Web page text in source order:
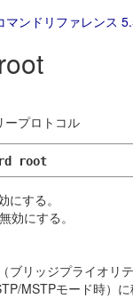
ンドリファレンス
ープロトコル
root
する。
効にする。
ブリッジプライオ
MSTPモード時）